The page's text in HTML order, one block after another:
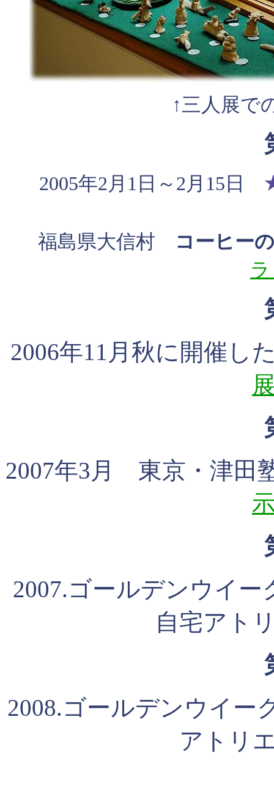
↑三人展で
2005年2月1日～2月15日
福島県大信村
コーヒー
2006年11月秋に開催し
2007年3月 東京・津
2007.ゴールデンウイー
自宅アト
2008.ゴールデンウイー
アトリ